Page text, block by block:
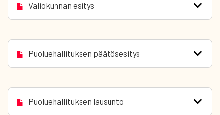
Valiokunnan esitys
Puoluehallituksen päätösesitys
Puoluehallituksen lausunto